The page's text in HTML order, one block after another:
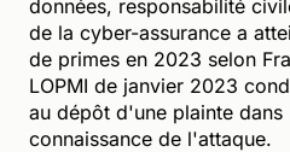
données, responsabilité
de la cyber-assurance a
de primes en 2023 selon
LOPMI de janvier 2023
au dépôt d'une plainte dans
connaissance de l'attaque.